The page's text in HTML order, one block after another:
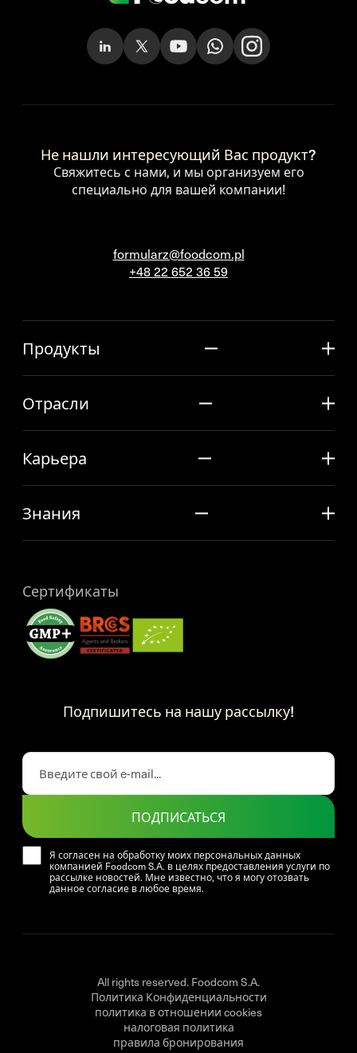
Не нашли интересующий Вас продукт?
Свяжитесь с нами, и мы организуем его
специально для вашей компании!
formularz@foodcom.pl
+48 22 652 36 59
Продукты
Отрасли
Карьера
Знания
Сертификаты
Подпишитесь на нашу рассылку!
Я согласен на обработку моих персональных данных
компанией Foodcom S.A. в целях предоставления услуги по
рассылке новостей. Мне известно, что я могу отозвать
данное согласие в любое время.
ПОДПИСАТЬСЯ
All rights reserved. Foodcom S.A.
Политика Конфиденциальности
политика в отношении cookies
налоговая политика
правила бронирования